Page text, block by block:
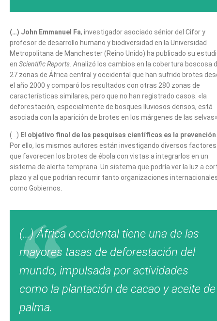
(…) John Emmanuel Fa, investigador asociado sénior del Cifor y
profesor de desarrollo humano y biodiversidad en la Universidad
Metropolitana de Manchester (Reino Unido) ha publicado su
en Scientific Reports. Analizó los cambios en la cobertura boscosa
27 zonas de África central y occidental que han sufrido brotes
el año 2000 y comparó los resultados con otras 280 zonas de
características similares, pero que no han registrado casos. «la
deforestación, especialmente de bosques lluviosos densos, está
asociada con la aparición de brotes en los márgenes de las
(…) El objetivo final de las pesquisas científicas es la prevención
Por ello, los mismos autores están investigando diversos factores
que favorecen los brotes de ébola con vistas a integrarlos en un
sistema de alerta temprana. Un sistema que podría ver la luz a
plazo y al que podrían recurrir tanto organizaciones
como Gobiernos.
(…) África occidental tiene una de las
mayores tasas de deforestación del
mundo, impulsada por actividades
como la plantación de cacao y aceite de
palma.